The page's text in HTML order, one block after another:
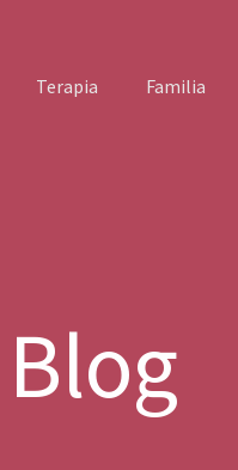
Terapia
Terapia somática Gijón
Familia
Blog